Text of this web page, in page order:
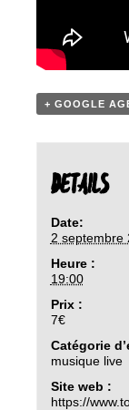
+ GOOGLE
DETAILS
Date:
2 septembre
Heure :
19:00
Prix :
7€
Catégorie
musique live
Site web :
https://